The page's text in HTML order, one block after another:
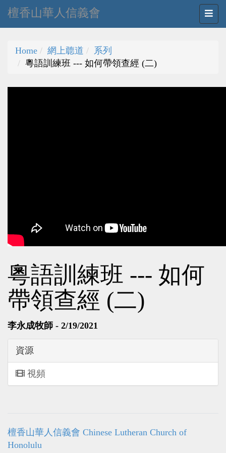
檀香山華人信義會
Home 網上聼道
系列
粵語訓練班 --- 如何帶領查經 (二)
粵語訓練班 --- 如何
帶領查經 (二)
李永成牧師 - 2/19/2021
資源
視頻
檀香山華人信義會 Chinese Lutheran Church of
Honolulu